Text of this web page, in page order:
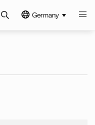
Germany